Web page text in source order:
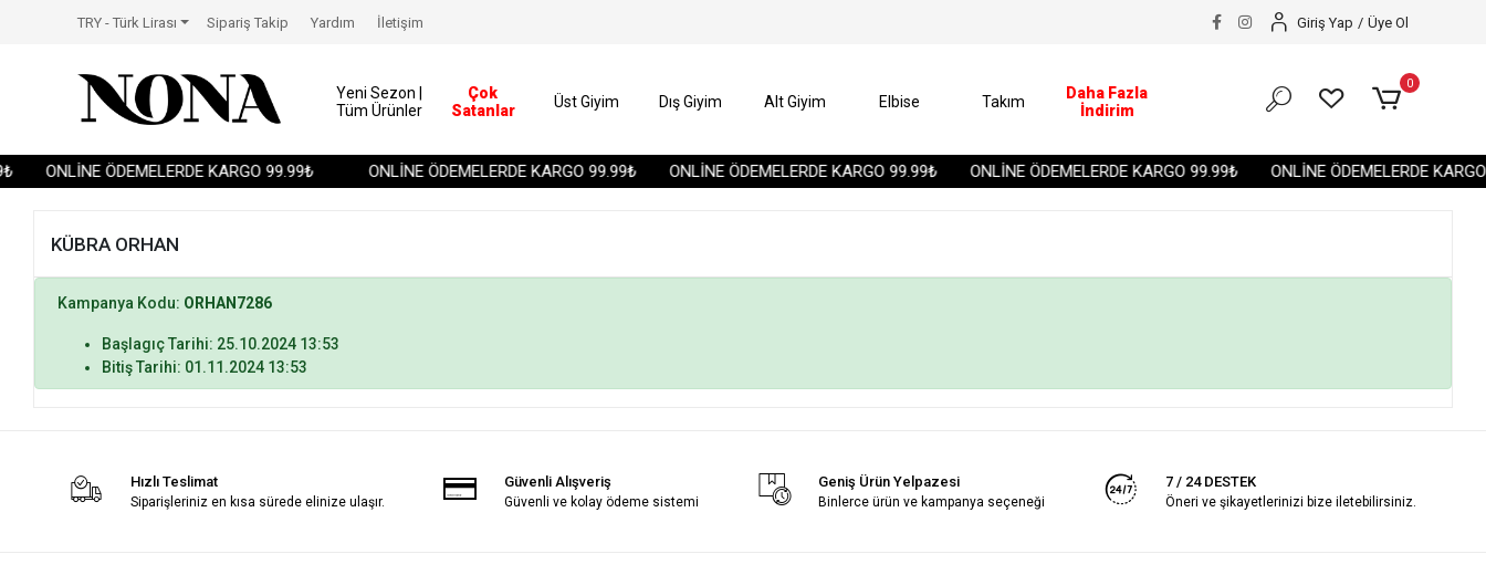
ONLİNE ÖDEMELERDE KARGO 99.99₺ ONLİNE ÖDEMELERDE KARGO 99.99₺ ONLİNE ÖDEMELERDE KARGO 99.99₺ ONLİNE ÖDEMELERDE KARGO 99.99₺ ONLİNE ÖDEMELERDE
TRY - Türk Lirası Sipariş Takip Yardım İletişim Giriş Yap / Üye Ol
Yeni Sezon |
Tüm Ürünler
Çok
Satanlar
Üst Giyim Dış Giyim Alt Giyim Elbise Takım
Daha Fazla
İndirim
0
KÜBRA ORHAN
Kampanya Kodu: ORHAN7286
Başlagıç Tarihi: 25.10.2024 13:53
Bitiş Tarihi: 01.11.2024 13:53
Hızlı Teslimat
Siparişleriniz en kısa sürede elinize ulaşır.
Güvenli Alışveriş
Güvenli ve kolay ödeme sistemi
Geniş Ürün Yelpazesi
Binlerce ürün ve kampanya seçeneği
7 / 24 DESTEK
Öneri ve şikayetlerinizi bize iletebilirsiniz.